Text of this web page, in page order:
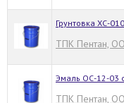
Грунтовка ХС-
ТПК Пентан,
Эмаль ОС-12-03
ТПК Пентан,